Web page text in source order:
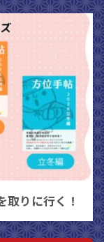
りに行く！